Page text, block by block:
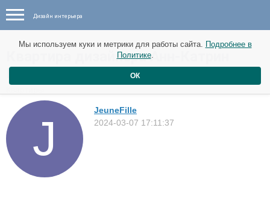
Дизайн интерьера
Квартира дизайнера Анн-Катрин
Полстам в Линчёпинге, Швеция
JeuneFille
2024-03-07 17:11:37
Мы используем куки и метрики для работы сайта. Подробнее в
Политике.
ОК